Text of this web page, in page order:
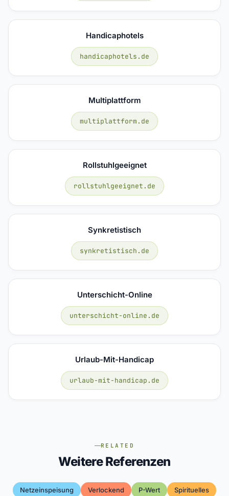
Handicaphotels
handicaphotels.de
Multiplattform
multiplattform.de
Rollstuhlgeeignet
rollstuhlgeeignet.de
Synkretistisch
synkretistisch.de
Unterschicht-Online
unterschicht-online.de
Urlaub-Mit-Handicap
urlaub-mit-handicap.de
RELATED
Weitere Referenzen
Netzeinspeisung Verlockend P-Wert Spirituelles